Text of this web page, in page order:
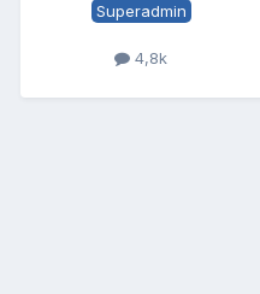
Superadmin
4,8k